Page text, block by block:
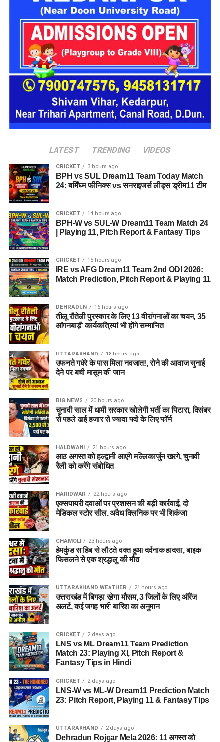
राज्य के अधिकांश पर्वतीय और मैदानी
क्षेत्रों में अच्छी बारिश दर्ज
शनिवार को भी राज्य के अधिकांश पर्वतीय और मैदानी क्षेत्रों में अच्छी बारिश
दर्ज की गई। लगातार हुई वर्षा के कारण कई स्थानों पर जलभराव की स्थिति
बनी, जिससे आम लोगों को आवाजाही में परेशानी का सामना करना पड़ा।
राजधानी देहरादून में सुबह 8:30 बजे से शाम 5:30 बजे तक 15.8
मिलीमीटर वर्षा रिकॉर्ड की गई। वहीं अधिकतम तापमान 31.6 डिग्री
सेल्सियस दर्ज किया गया, जो सामान्य से 2 डिग्री अधिक रहा। न्यूनतम
तापमान 24.6 डिग्री सेल्सियस रिकॉर्ड किया गया, जो सामान्य से 1 डिग्री
ज्यादा रहा। प्रदेश के अन्य जिलों में भी तापमान और मौसम का स्वरूप
लगभग इसी तरह बना रहा।
LATEST TRENDING VIDEOS
CRICKET 3 hours ago
BPH vs SUL Dream11 Team Today Match
24: बर्मिंघम फीनिक्स vs सनराइजर्स लीड्स ड्रीम11 टीम
CRICKET 14 hours ago
BPH-W vs SUL-W Dream11 Team Match 24
| Playing 11, Pitch Report & Fantasy Tips
CRICKET 15 hours ago
IRE vs AFG Dream11 Team 2nd ODI 2026:
Match Prediction, Pitch Report & Playing 11
DEHRADUN 16 hours ago
तीलू रौतेली पुरस्कार के लिए 13 वीरांगनाओं का चयन, 35
आंगनबाड़ी कार्यकत्रियां भी होंगे सम्मानित
UTTARAKHAND 18 hours ago
उफनते गधेरे के पास मिला नवजात!, रोने की आवाज सुनाई
देने पर बची मासूम की जान
BIG NEWS 20 hours ago
चुनावी साल में धामी सरकार खोलेगी भर्ती का पिटारा, दिसंबर
से पहले ढाई हजार से ज्यादा पदों के लिए फॉर्म
HALDWANI 21 hours ago
आठ अगस्त को हल्द्वानी आएंगे मल्लिकार्जुन खरगे, चुनावी
रैली को करेंगे संबोधित
HARIDWAR 22 hours ago
एक्सपायरी दवाओं पर प्रशासन की बड़ी कार्रवाई, दो
मेडिकल स्टोर सील, अवैध क्लिनिक पर भी शिकंजा
CHAMOLI 23 hours ago
हेमकुंड साहिब से लौटते वक्त हुआ दर्दनाक हादसा, बाइक
फिसलने से एक श्रद्धालु की मौत
UTTARAKHAND WEATHER 24 hours ago
उत्तराखंड में बिगड़ा रहेगा मौसम, 3 जिलों के लिए ऑरेंज
अलर्ट, कई जगह भारी बारिश का अनुमान
CRICKET 2 days ago
LNS vs ML Dream11 Team Prediction
Match 23: Playing XI, Pitch Report &
Fantasy Tips in Hindi
CRICKET 2 days ago
LNS-W vs ML-W Dream11 Prediction Match
23: Pitch Report, Playing 11 & Fantasy Tips
UTTARAKHAND 2 days ago
Dehradun Rojgar Mela 2026: 11 अगस्त को